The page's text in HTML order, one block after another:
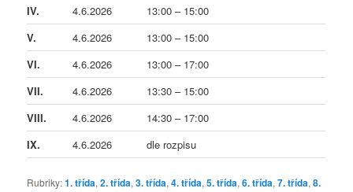
IV.
4.6.2026
13:00 – 15:00
V.
4.6.2026
13:00 – 15:00
VI.
4.6.2026
13:00 – 17:00
VII.
4.6.2026
13:30 – 15:00
VIII.
4.6.2026
14:30 – 17:00
IX.
4.6.2026 dle rozpisu
Rubriky:1. třída,2. třída,3. třída,4. třída,5. třída,6. třída,7. třída,8.